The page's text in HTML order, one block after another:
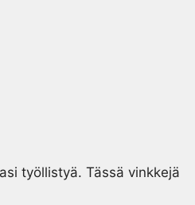
työllistyä. Tässä vinkkejä